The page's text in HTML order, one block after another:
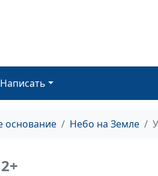
Написать
основание Небо на Земле
Церковь —